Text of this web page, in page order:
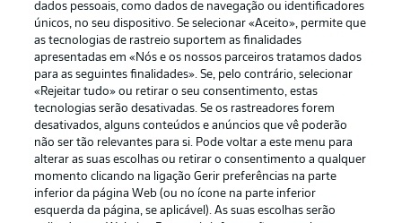
Publicidade Avisos legais
Gerir preferências Aviso de privacidade
Emissoras
Trabalhe conosco Marca
Contato Jogadores
dados pessoais, como dados de navegação ou identificadores
únicos, no seu dispositivo. Se selecionar «Aceito», permite que
as tecnologias de rastreio suportem as finalidades
apresentadas em «Nós e os nossos parceiros tratamos dados
para as seguintes finalidades». Se, pelo contrário, selecionar
«Rejeitar tudo» ou retirar o seu consentimento, estas
tecnologias serão desativadas. Se os rastreadores forem
desativados, alguns conteúdos e anúncios que vê poderão
não ser tão relevantes para si. Pode voltar a este menu para
alterar as suas escolhas ou retirar o consentimento a qualquer
momento clicando na ligação Gerir preferências na parte
inferior da página Web (ou no ícone na parte inferior
esquerda da página, se aplicável). As suas escolhas serão